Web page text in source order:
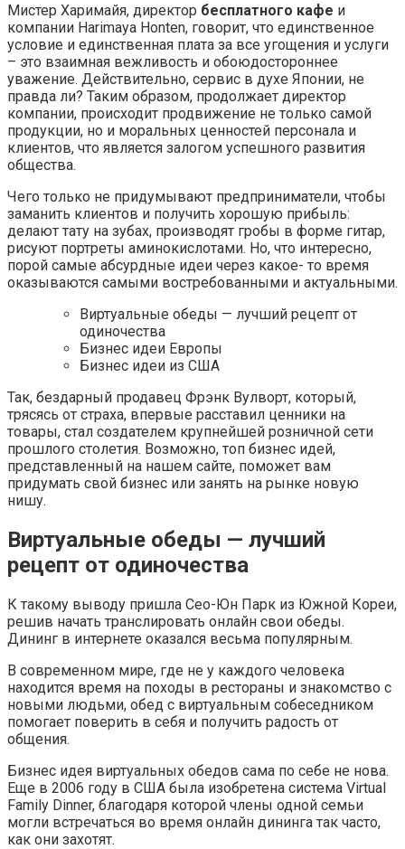
Мистер Харимайя, директор бесплатного кафе и
компании Harimaya Honten, говорит, что единственное
условие и единственная плата за все угощения и услуги
– это взаимная вежливость и обоюдостороннее
уважение. Действительно, сервис в духе Японии, не
правда ли? Таким образом, продолжает директор
компании, происходит продвижение не только самой
продукции, но и моральных ценностей персонала и
клиентов, что является залогом успешного развития
общества.
Чего только не придумывают предприниматели, чтобы
заманить клиентов и получить хорошую прибыль:
делают тату на зубах, производят гробы в форме гитар,
рисуют портреты аминокислотами. Но, что интересно,
порой самые абсурдные идеи через какое- то время
оказываются самыми востребованными и актуальными.
Виртуальные обеды — лучший рецепт от
одиночества
Бизнес идеи Европы
Бизнес идеи из США
Так, бездарный продавец Фрэнк Вулворт, который,
трясясь от страха, впервые расставил ценники на
товары, стал создателем крупнейшей розничной сети
прошлого столетия. Возможно, топ бизнес идей,
представленный на нашем сайте, поможет вам
придумать свой бизнес или занять на рынке новую
нишу.
Виртуальные обеды — лучший
рецепт от одиночества
К такому выводу пришла Сео-Юн Парк из Южной Кореи,
решив начать транслировать онлайн свои обеды.
Дининг в интернете оказался весьма популярным.
В современном мире, где не у каждого человека
находится время на походы в рестораны и знакомство с
новыми людьми, обед с виртуальным собеседником
помогает поверить в себя и получить радость от
общения.
Бизнес идея виртуальных обедов сама по себе не нова.
Еще в 2006 году в США была изобретена система Virtual
Family Dinner, благодаря которой члены одной семьи
могли встречаться во время онлайн дининга так часто,
как они захотят.